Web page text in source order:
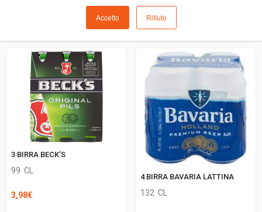
Accetto Rifiuto
3 BIRRA BECK’S
99 CL
3,98€
4 BIRRA BAVARIA LATTINA
132 CL